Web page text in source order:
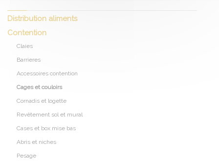
Distribution aliments
Contention
Claies
Barrieres
Accessoires contention
Cages et couloirs
Cornadis et logette
Revêtement sol et mural
Cases et box mise bas
Abris et niches
Pesage